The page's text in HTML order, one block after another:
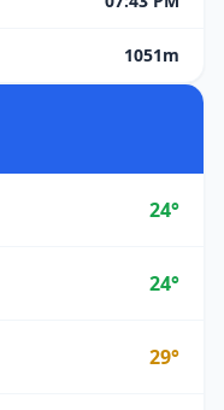
1051m
24°
24°
29°